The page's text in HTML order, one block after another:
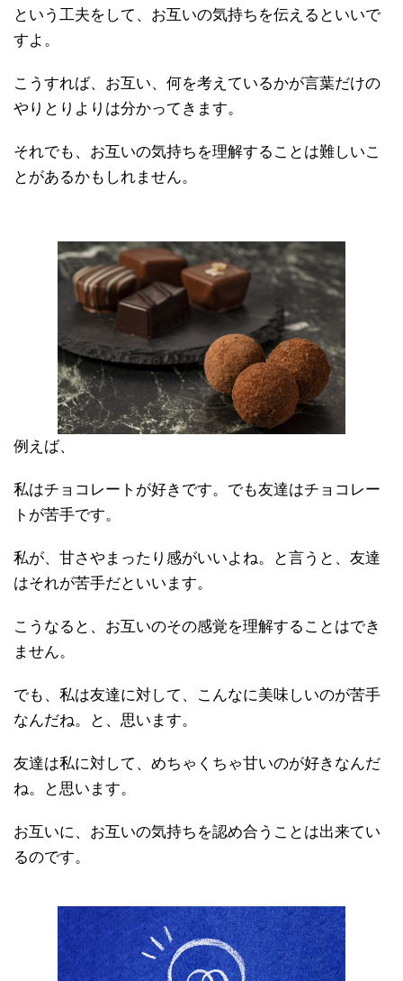
という工夫をして、お互いの気持ちを伝えるといいで
すよ。
こうすれば、お互い、何を考えているかが言葉だけの
やりとりよりは分かってきます。
それでも、お互いの気持ちを理解することは難しいこ
とがあるかもしれません。
例えば、
私はチョコレートが好きです。でも友達はチョコレー
トが苦手です。
私が、甘さやまったり感がいいよね。と言うと、友達
はそれが苦手だといいます。
こうなると、お互いのその感覚を理解することはでき
ません。
でも、私は友達に対して、こんなに美味しいのが苦手
なんだね。と、思います。
友達は私に対して、めちゃくちゃ甘いのが好きなんだ
ね。と思います。
お互いに、お互いの気持ちを認め合うことは出来てい
るのです。